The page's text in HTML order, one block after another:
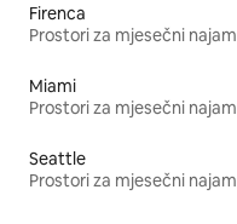
Firenca
Prostori za mjesečni najam
Miami
Prostori za mjesečni najam
Seattle
Prostori za mjesečni najam